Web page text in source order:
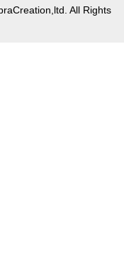
All Rights